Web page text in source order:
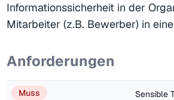
Informationssicherheit in der
Mitarbeiter (z.B. Bewerber) in
Anforderungen
Muss Sensible